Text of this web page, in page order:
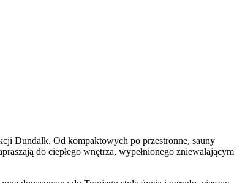
Dundalk. Od kompaktowych po przestronne, sauny
do ciepłego wnętrza, wypełnionego zniewalającym